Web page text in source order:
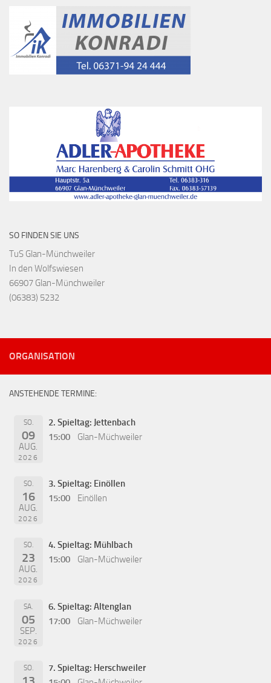
SO FINDEN SIE UNS
TuS Glan-Münchweiler
In den Wolfswiesen
66907 Glan-Münchweiler
(06383) 5232
ORGANISATION
ANSTEHENDE TERMINE:
SO.
09
AUG.
2026
2. Spieltag: Jettenbach
15:00
Glan-Müchweiler
SO.
16
AUG.
2026
3. Spieltag: Einöllen
15:00
Einöllen
SO.
23
AUG.
2026
4. Spieltag: Mühlbach
15:00
Glan-Müchweiler
SA.
05
SEP.
2026
6. Spieltag: Altenglan
17:00
Glan-Müchweiler
SO.
7. Spieltag: Herschweiler